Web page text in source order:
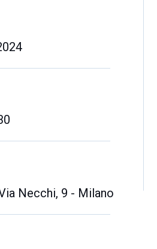
Necchi, 9 - Milano